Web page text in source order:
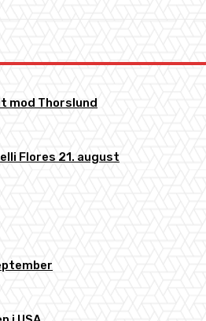
mod Thorslund
Flores 21. august